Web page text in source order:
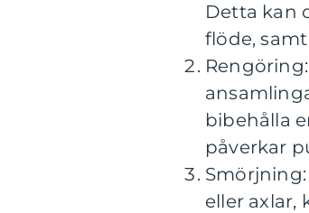
Detta kan
flöde,
bibehålla
påverkar
eller axlar,